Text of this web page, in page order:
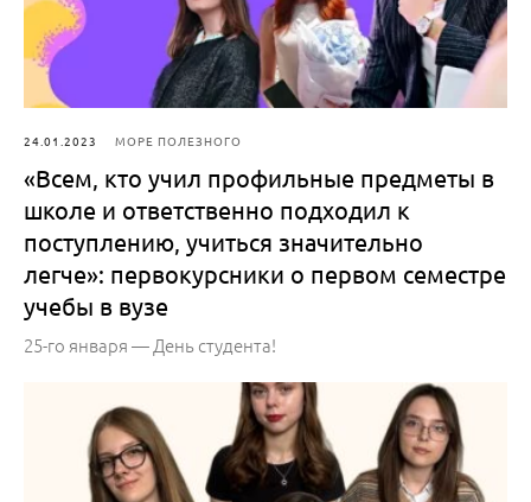
24.01.2023 МОРЕ ПОЛЕЗНОГО
«Всем, кто учил профильные предметы в
школе и ответственно подходил к
поступлению, учиться значительно
легче»: первокурсники о первом семестре
учебы в вузе
25-го января — День студента!